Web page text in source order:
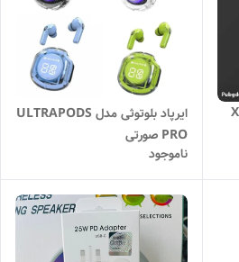
ایرپاد بلوتوثی مدل ULTRAPODS
PRO صورتی
ناموجود